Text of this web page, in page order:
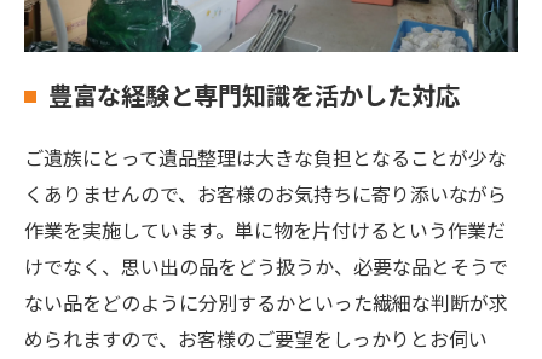
豊富な経験と専門知識を活かした対応
ご遺族にとって遺品整理は大きな負担となることが少な
くありませんので、お客様のお気持ちに寄り添いながら
作業を実施しています。単に物を片付けるという作業だ
けでなく、思い出の品をどう扱うか、必要な品とそうで
ない品をどのように分別するかといった繊細な判断が求
められますので、お客様のご要望をしっかりとお伺い